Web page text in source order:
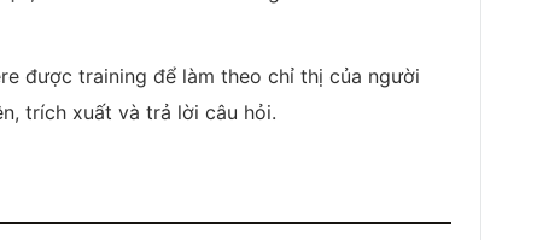
được training để làm theo chỉ thị của người
trích xuất và trả lời câu hỏi.